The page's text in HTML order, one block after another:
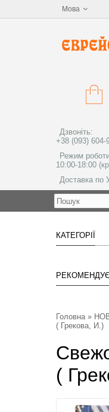
Мова
Дзвоніть:
+38 (093) 604-
Режим
10:00-18:00
Доставка по
КАТЕГОРІЇ
Головна»
( Грекова, И.)
(